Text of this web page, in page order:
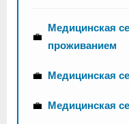
💼
Медицинская
проживанием
💼 Медицинская
💼 Медицинская